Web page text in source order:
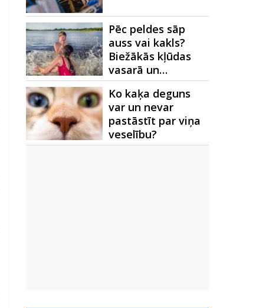
Pēc peldes sāp
auss vai kakls?
Biežākās kļūdas
vasarā un…
Ko kaķa deguns
var un nevar
pastāstīt par viņa
veselību?